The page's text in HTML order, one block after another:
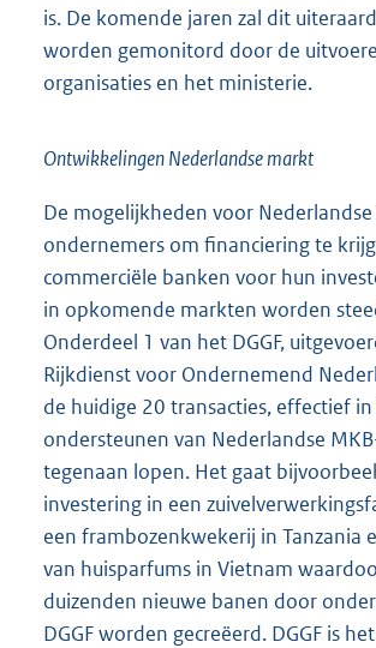
is. De komende jaren zal dit
worden gemonitord door de
organisaties en het ministerie.
Ontwikkelingen Nederlandse markt
De mogelijkheden voor
ondernemers om financiering te
commerciële banken voor hun
in opkomende markten worden
Onderdeel 1 van het DGGF,
Rijkdienst voor Ondernemend
de huidige 20 transacties, effectief
ondersteunen van Nederlandse
tegenaan lopen. Het gaat
investering in een
een frambozenkwekerij in Tanzania
van huisparfums in Vietnam
duizenden nieuwe banen door
DGGF worden gecreëerd. DGGF is